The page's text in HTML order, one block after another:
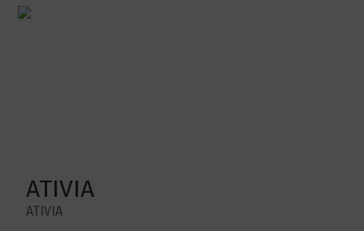
ATIVIA
ATIVIA